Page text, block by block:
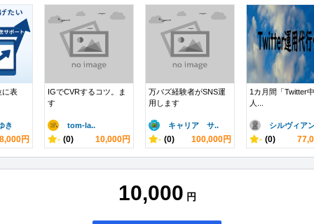
に表
き
円
IGでCVRするコツ。ま
す
tom-la..
- (0) 10,000円
万バズ経験者がSNS運
用します
キャリア サ..
- (0) 100,000円
1カ月間「Twitter
人...
シルヴィア
- (0)
10,000 円